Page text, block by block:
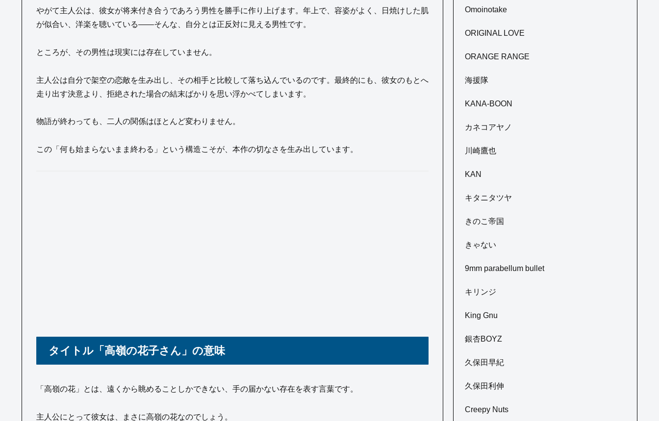
やがて主人公は、彼女が将来付き合うであろう男性を勝手に作り上げます。年上で、容姿がよく、日焼けした肌
が似合い、洋楽を聴いている――そんな、自分とは正反対に見える男性です。
ところが、その男性は現実には存在していません。
主人公は自分で架空の恋敵を生み出し、その相手と比較して落ち込んでいるのです。最終的にも、彼女のもとへ
走り出す決意より、拒絶された場合の結末ばかりを思い浮かべてしまいます。
物語が終わっても、二人の関係はほとんど変わりません。
この「何も始まらないまま終わる」という構造こそが、本作の切なさを生み出しています。
タイトル「高嶺の花子さん」の意味
「高嶺の花」とは、遠くから眺めることしかできない、手の届かない存在を表す言葉です。
主人公にとって彼女は、まさに高嶺の花なのでしょう。
Omoinotake
ORIGINAL LOVE
ORANGE RANGE
海援隊
KANA-BOON
カネコアヤノ
川崎鷹也
KAN
キタニタツヤ
きのこ帝国
きゃない
9mm parabellum bullet
キリンジ
King Gnu
銀杏BOYZ
久保田早紀
久保田利伸
Creepy Nuts